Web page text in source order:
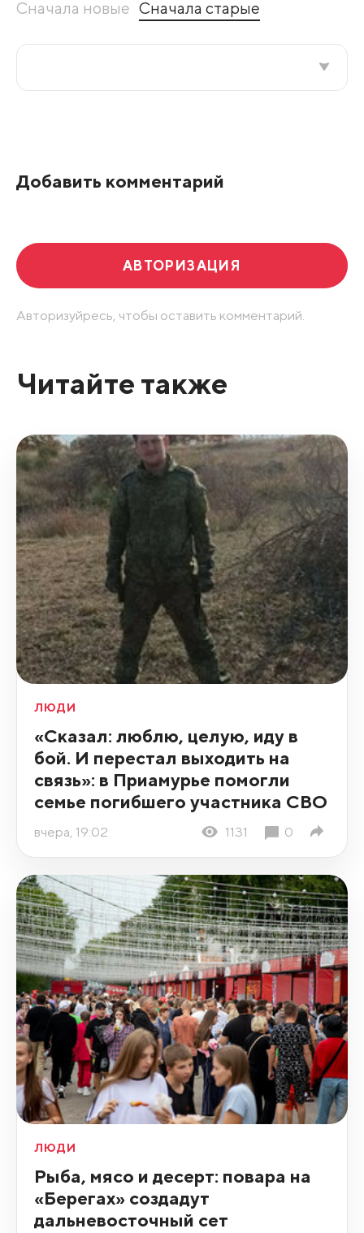
Сначала новые Сначала старые
Добавить комментарий
АВТОРИЗАЦИЯ
Авторизуйресь, чтобы оставить комментарий.
Читайте также
ЛЮДИ
«Сказал: люблю, целую, иду в
бой. И перестал выходить на
связь»: в Приамурье помогли
семье погибшего участника СВО
вчера, 19:02 1131 0
ЛЮДИ
Рыба, мясо и десерт: повара на
«Берегах» создадут
дальневосточный сет